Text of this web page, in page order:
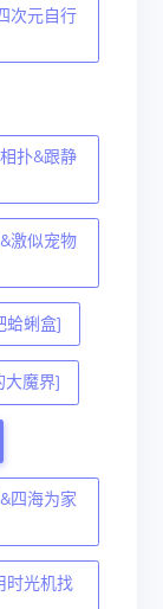
次元自行
扑&跟静
激似宠物
蛤蜊盒]
大魔界]
四海为家
时光机找